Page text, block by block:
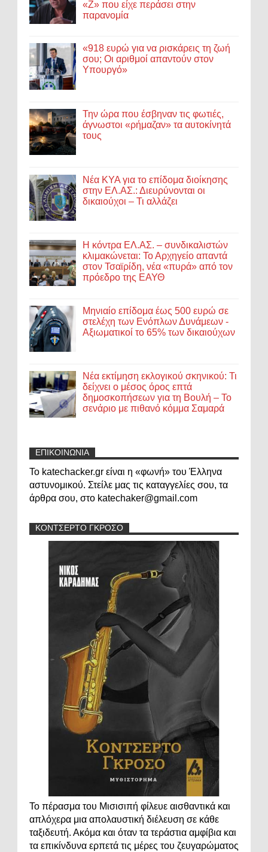
«Ζ» που είχε περάσει στην
παρανομία
«918 ευρώ για να ρισκάρεις τη ζωή
σου; Οι αριθμοί απαντούν στον
Υπουργό»
Την ώρα που έσβηναν τις φωτιές,
άγνωστοι «ρήμαζαν» τα αυτοκίνητά
τους
Νέα ΚΥΑ για το επίδομα διοίκησης
στην ΕΛ.ΑΣ.: Διευρύνονται οι
δικαιούχοι – Τι αλλάζει
Η κόντρα ΕΛ.ΑΣ. – συνδικαλιστών
κλιμακώνεται: Το Αρχηγείο απαντά
στον Τσαϊρίδη, νέα «πυρά» από τον
πρόεδρο της ΕΑΥΘ
Μηνιαίο επίδομα έως 500 ευρώ σε
στελέχη των Ενόπλων Δυνάμεων -
Αξιωματικοί το 65% των δικαιούχων
Νέα εκτίμηση εκλογικού σκηνικού: Τι
δείχνει ο μέσος όρος επτά
δημοσκοπήσεων για τη Βουλή – Το
σενάριο με πιθανό κόμμα Σαμαρά
ΕΠΙΚΟΙΝΩΝΙΑ
Το katechacker.gr είναι η «φωνή» του Έλληνα
αστυνομικού. Στείλε μας τις καταγγελίες σου, τα
άρθρα σου, στο katechaker@gmail.com
ΚΟΝΤΣΕΡΤΟ ΓΚΡΟΣΟ
Το πέρασμα του Μισισιπή φίλευε αισθαντικά και
απλόχερα μια απολαυστική διέλευση σε κάθε
ταξιδευτή. Ακόμα και όταν τα τεράστια αμφίβια και
τα επικίνδυνα ερπετά τις μέρες του ζευγαρώματος